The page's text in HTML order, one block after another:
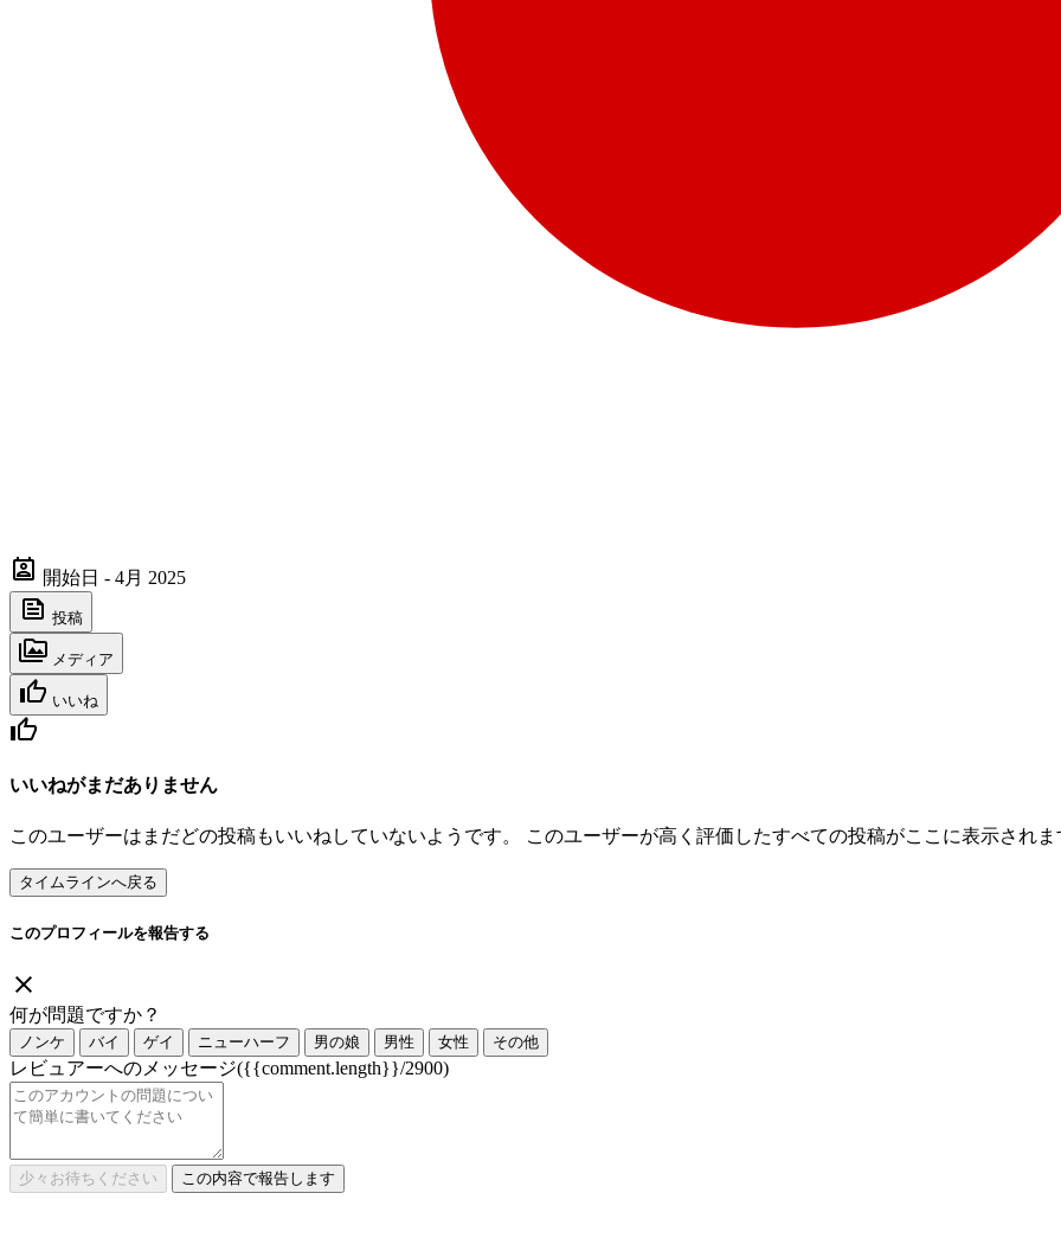
開始日 - 4月 2025
投稿
メディア
いいね
いいねがまだありません
このユーザーはまだどの投稿もいいねしていないようです。 このユーザーが高く評価したすべての投稿がここに表示されま
タイムラインへ戻る
このプロフィールを報告する
何が問題ですか？
ノンケ バイ ゲイ ニューハーフ 男の娘 男性 女性 その他
レビュアーへのメッセージ({{comment.length}}/2900)
少々お待ちください この内容で報告します